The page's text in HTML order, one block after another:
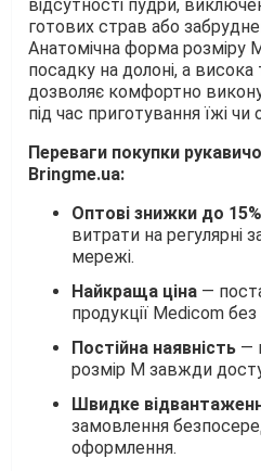
відсутності пудри,
готових страв або
Анатомічна форма розміру
посадку на долоні, а висока
дозволяє комфортно
під час приготування їжі
Переваги покупки
Bringme.ua:
Оптові знижки до 15%
витрати на регулярні
мережі.
Найкраща ціна —
продукції Medicom
Постійна наявність —
розмір M завжди
Швидке
замовлення
оформлення.